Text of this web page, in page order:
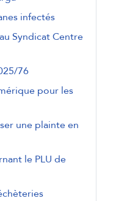
infectés
Syndicat Centre
76
pour les
une plainte en
le PLU de